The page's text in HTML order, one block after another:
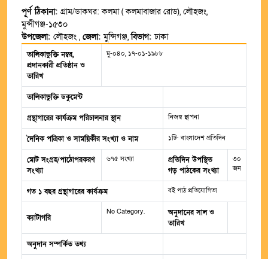
পূর্ণ ঠিকানা: গ্রাম/ডাকঘর: কলমা ( কলমাবাজার রোড), লৌহজং,
মুন্সীগঞ্জ-১৫৩০
উপজেলা: লৌহজং , জেলা:মুন্সিগঞ্জ,বিভাগ:ঢাকা
তালিকাভুক্তি নম্বর,
প্রদানকারী প্রতিষ্ঠান ও
তারিখ
মু-০৪০, ১৭-০১-১৯৮৮
তালিকাভুক্তি ডকুমেন্ট
গ্রন্থাগারের কার্যক্রম পরিচালনার স্থান নিজস্ব স্থাপনা
দৈনিক পত্রিকা ও সাময়িকীর সংখ্যা ও নাম ১টি- বাংলাদেশ প্রতিদিন
মোট সংগ্রহ/পাঠোপরকরণ
সংখ্যা
৬৭৫ সংখ্যা
প্রতিদিন উপস্থিত
গড় পাঠকের সংখ্যা
৩০
জন
গত ১ বছর গ্রন্থাগারের কার্যক্রম বই পাঠ প্রতিযোগিতা
ক্যাটাগরি
No Category.
অনুদানের সাল ও
তারিখ
অনুদান সম্পর্কিত তথ্য